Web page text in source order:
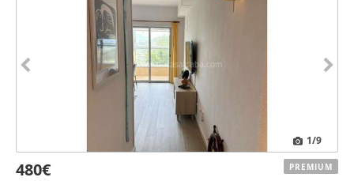
1/9
480€ PREMIUM